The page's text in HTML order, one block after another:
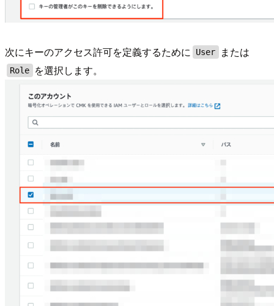
次にキーのアクセス許可を定義するために User または
Role を選択します。